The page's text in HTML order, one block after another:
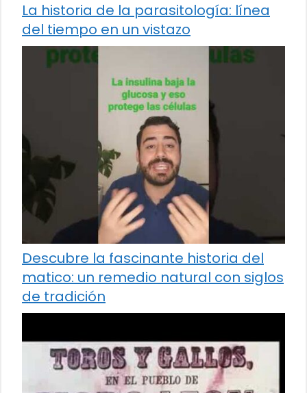
La historia de la parasitología: línea
del tiempo en un vistazo
Descubre la fascinante historia del
matico: un remedio natural con siglos
de tradición